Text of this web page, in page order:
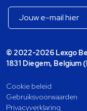
© 2022-2026 Lexgo
1831 Diegem, Belgium
Cookie beleid
Gebruiksvoorwaarden
Privacyverklaring